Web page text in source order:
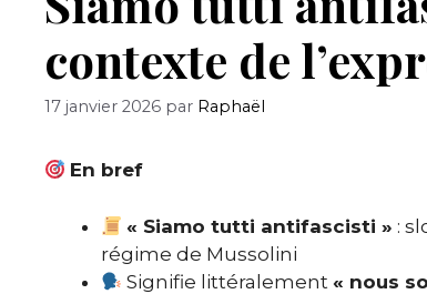
contexte de
17 janvier 2026 par Raphaël
En bref
« Siamo tutti antifascisti » :
régime de Mussolini
Signifie littéralement « nous